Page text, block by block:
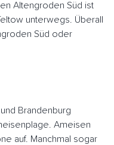
Altengroden Süd ist
unterwegs. Überall
Süd oder
Brandenburg
Ameisen
auf. Manchmal sogar